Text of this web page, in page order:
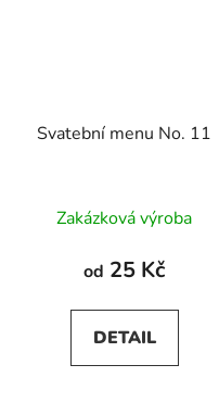
Svatební menu No. 11
Zakázková výroba
od 25 Kč
DETAIL